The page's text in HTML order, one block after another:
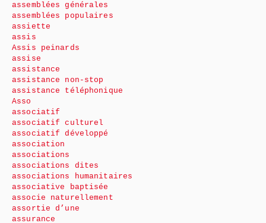
assemblées générales
assemblées populaires
assiette
assis
Assis peinards
assise
assistance
assistance non-stop
assistance téléphonique
Asso
associatif
associatif culturel
associatif développé
association
associations
associations dites
associations humanitaires
associative baptisée
associe naturellement
assortie d’une
assurance